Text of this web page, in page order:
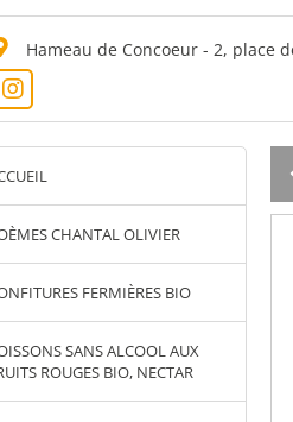
Hameau de Concoeur - 2, place
CHANTAL OLIVIER
FERMIÈRES BIO
SANS ALCOOL AUX
ROUGES BIO, NECTAR